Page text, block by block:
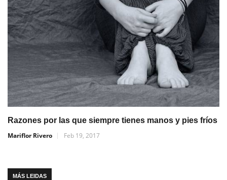
Razones por las que siempre tienes manos y pies fríos
Mariflor Rivero
Feb 19, 2017
MÁS LEIDAS